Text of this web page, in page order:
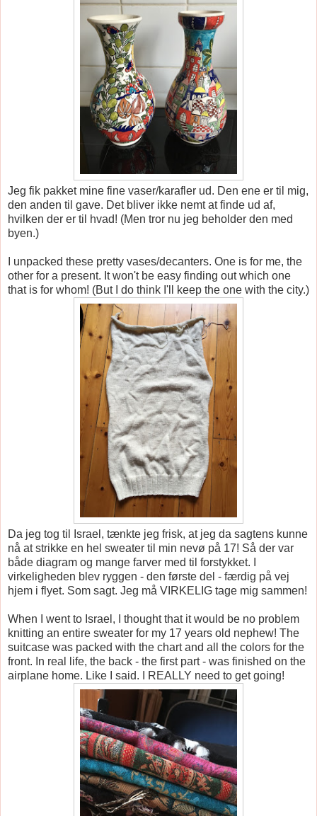
Jeg fik pakket mine fine vaser/karafler ud. Den ene er til mig,
den anden til gave. Det bliver ikke nemt at finde ud af,
hvilken der er til hvad! (Men tror nu jeg beholder den med
byen.)
I unpacked these pretty vases/decanters. One is for me, the
other for a present. It won't be easy finding out which one
that is for whom! (But I do think I'll keep the one with the city.)
Da jeg tog til Israel, tænkte jeg frisk, at jeg da sagtens kunne
nå at strikke en hel sweater til min nevø på 17! Så der var
både diagram og mange farver med til forstykket. I
virkeligheden blev ryggen - den første del - færdig på vej
hjem i flyet. Som sagt. Jeg må VIRKELIG tage mig sammen!
When I went to Israel, I thought that it would be no problem
knitting an entire sweater for my 17 years old nephew! The
suitcase was packed with the chart and all the colors for the
front. In real life, the back - the first part - was finished on the
airplane home. Like I said. I REALLY need to get going!